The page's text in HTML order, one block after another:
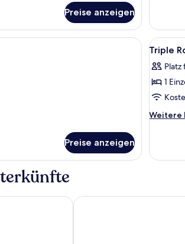
Preise anzeigen
Plus)
Minibar, Zimmersafe, Schreibtisch,
Preise anzeigen
Alle
Fotos
für
Triple
Room
4
Triple
Platz
1
Weitere
Weitere
Room
Klima Hotel Milano Fiere